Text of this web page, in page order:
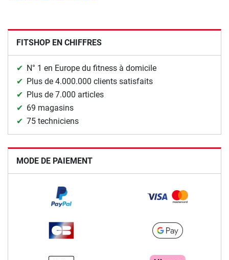
FITSHOP EN CHIFFRES
N° 1 en Europe du fitness à domicile
Plus de 4.000.000 clients satisfaits
Plus de 7.000 articles
69 magasins
75 techniciens
MODE DE PAIEMENT